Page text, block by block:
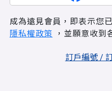
成為遠見會員，即表示您
隱私權政策 ，並願意收到
訂戶編號 /